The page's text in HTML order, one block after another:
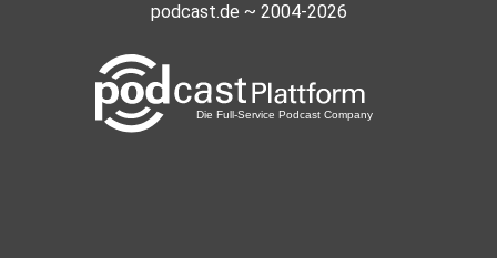
podcast.de ~ 2004-2026